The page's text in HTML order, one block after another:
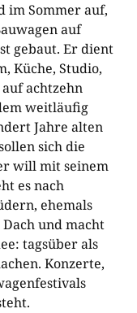
im Sommer auf,
auf
gebaut. Er dient
Küche, Studio,
achtzehn
weitläufig
Jahre alten
sich die
will mit seinem
es nach
ehemals
und macht
tagsüber als
Konzerte,